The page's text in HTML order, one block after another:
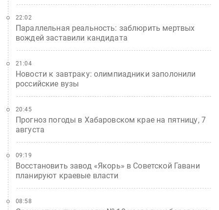
Параллельная реальность: заблюрить мертвых
вождей заставили кандидата
22:02
Новости к завтраку: олимпиадники заполонили
российские вузы
21:04
Прогноз погоды в Хабаровском крае на пятницу, 7
августа
20:45
Восстановить завод «Якорь» в Советской Гавани
планируют краевые власти
09:19
08:58